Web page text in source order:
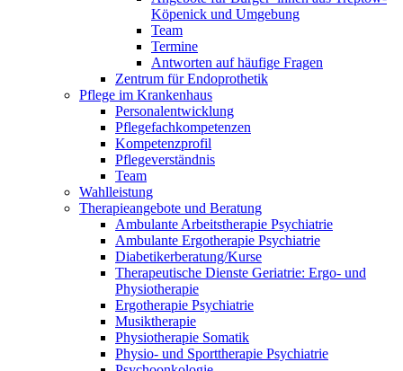
Köpenick und Umgebung
Team
Termine
Antworten auf häufige Fragen
Zentrum für Endoprothetik
Pflege im Krankenhaus
Personalentwicklung
Pflegefachkompetenzen
Kompetenzprofil
Pflegeverständnis
Team
Wahlleistung
Therapieangebote und Beratung
Ambulante Arbeitstherapie Psychiatrie
Ambulante Ergotherapie Psychiatrie
Diabetikerberatung/Kurse
Therapeutische Dienste Geriatrie: Ergo- und
Physiotherapie
Ergotherapie Psychiatrie
Musiktherapie
Physiotherapie Somatik
Physio- und Sporttherapie Psychiatrie